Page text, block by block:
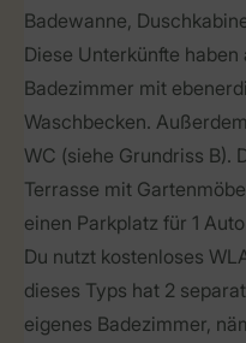
Badewanne,
Diese Unterkünfte
Badezimmer mit
Waschbecken.
WC (siehe Grundriss B).
Terrasse mit
einen Parkplatz für 1
Du nutzt kostenloses
dieses Typs hat 2
eigenes Badezimmer,